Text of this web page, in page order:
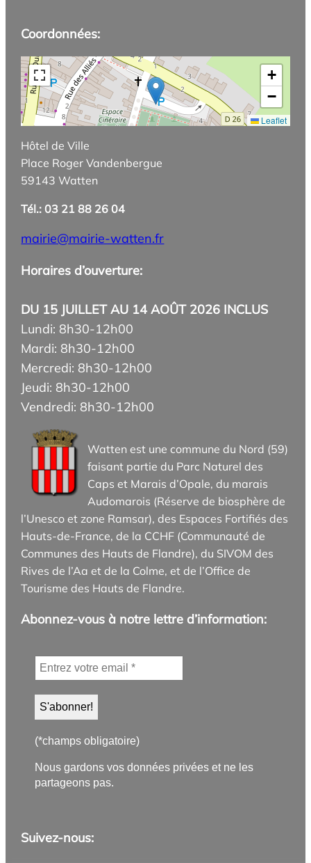
Coordonnées:
+
−
Leaflet
Hôtel de Ville
Place Roger Vandenbergue
59143 Watten
Tél.: 03 21 88 26 04
mairie@mairie-watten.fr
Horaires d’ouverture:
DU 15 JUILLET AU 14 AOÛT 2026 INCLUS
Lundi: 8h30-12h00
Mardi: 8h30-12h00
Mercredi: 8h30-12h00
Jeudi: 8h30-12h00
Vendredi: 8h30-12h00
Watten est une commune du Nord (59)
faisant partie du Parc Naturel des
Caps et Marais d’Opale, du marais
Audomarois (Réserve de biosphère de
l’Unesco et zone Ramsar), des Espaces Fortifiés des
Hauts-de-France, de la CCHF (Communauté de
Communes des Hauts de Flandre), du SIVOM des
Rives de l’Aa et de la Colme, et de l’Office de
Tourisme des Hauts de Flandre.
Abonnez-vous à notre lettre d’information:
(*champs obligatoire)
Nous gardons vos données privées et ne les
partageons pas.
Suivez-nous: